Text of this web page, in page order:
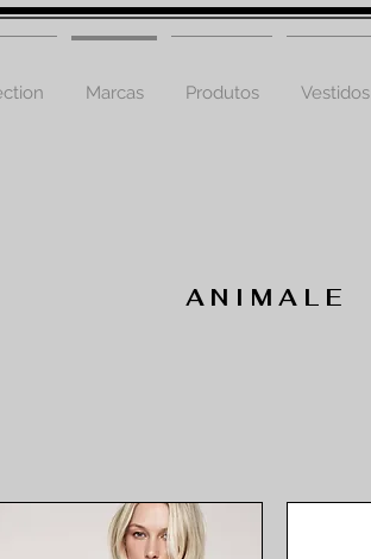
Marcas Produtos Vestidos
ANIMALE